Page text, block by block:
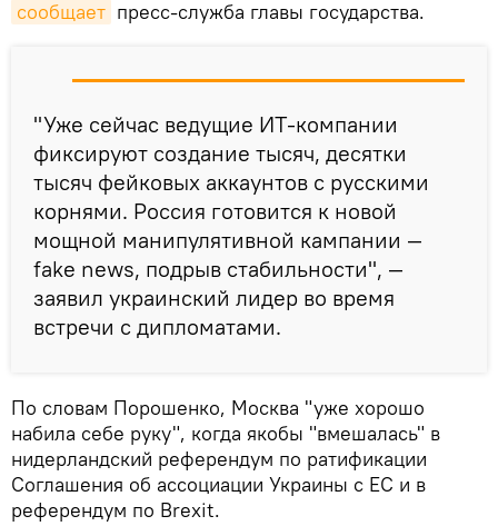
сообщает пресс-служба главы государства.
"Уже сейчас ведущие ИТ-компании
фиксируют создание тысяч, десятки
тысяч фейковых аккаунтов с русскими
корнями. Россия готовится к новой
мощной манипулятивной кампании —
fake news, подрыв стабильности", —
заявил украинский лидер во время
встречи с дипломатами.
По словам Порошенко, Москва "уже хорошо
набила себе руку", когда якобы "вмешалась" в
нидерландский референдум по ратификации
Соглашения об ассоциации Украины с ЕС и в
референдум по Brexit.